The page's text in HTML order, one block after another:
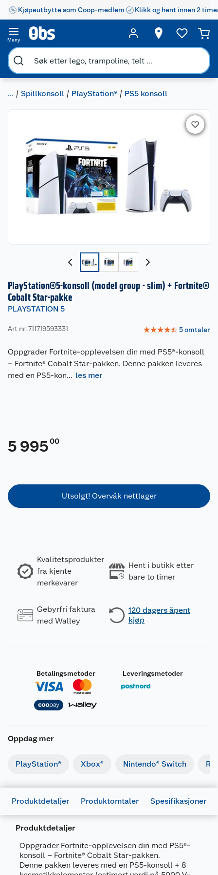
Kjøpeutbytte som Coop-medlem Klikk og hent innen 2
Meny
... Spillkonsoll PlayStation® PS5 konsoll
PlayStation®5-konsoll (model group - slim) + Fortnite®
Cobalt Star-pakke
PLAYSTATION 5
Art nr: 711719593331 ☆☆☆☆☆ 5omtaler
Oppgrader Fortnite-opplevelsen din med PS5®-konsoll
– Fortnite® Cobalt Star-pakken. Denne pakken leveres
med en PS5-kon... les mer
5 99500
Utsolgt! Overvåk nettlager
Kvalitetsprodukter
fra kjente
merkevarer
Hent i butikk etter
bare to timer
Gebyrfri faktura
med Walley
120 dagers åpent
kjøp
Betalingsmetoder Leveringsmetoder
Oppdag mer
PlayStation® Xbox® Nintendo® Switch
Produktdetaljer Produktomtaler Spesifikasjoner
Produktdetaljer
Oppgrader Fortnite-opplevelsen din med PS5®-
konsoll – Fortnite® Cobalt Star-pakken.
Denne pakken leveres med en PS5-konsoll + 8
Generelt